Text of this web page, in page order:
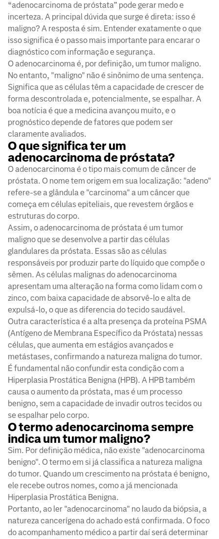
“adenocarcinoma de próstata” pode gerar medo e
incerteza. A principal dúvida que surge é direta: isso é
maligno? A resposta é sim. Entender exatamente o que
isso significa é o passo mais importante para encarar o
diagnóstico com informação e segurança.
O adenocarcinoma é, por definição, um tumor maligno.
No entanto, "maligno" não é sinônimo de uma sentença.
Significa que as células têm a capacidade de crescer de
forma descontrolada e, potencialmente, se espalhar. A
boa notícia é que a medicina avançou muito, e o
prognóstico depende de fatores que podem ser
claramente avaliados.
O que significa ter um
adenocarcinoma de próstata?
O adenocarcinoma é o tipo mais comum de câncer de
próstata. O nome tem origem em sua localização: "adeno"
refere-se a glândula e "carcinoma" a um câncer que
começa em células epiteliais, que revestem órgãos e
estruturas do corpo.
Assim, o adenocarcinoma de próstata é um tumor
maligno que se desenvolve a partir das células
glandulares da próstata. Essas são as células
responsáveis por produzir parte do líquido que compõe o
sêmen. As células malignas do adenocarcinoma
apresentam uma alteração na forma como lidam com o
zinco, com baixa capacidade de absorvê-lo e alta de
expulsá-lo, o que as diferencia do tecido saudável.
Outra característica é a alta presença da proteína PSMA
(Antígeno de Membrana Específico da Próstata) nessas
células, que aumenta em estágios avançados e
metástases, confirmando a natureza maligna do tumor.
É fundamental não confundir esta condição com a
Hiperplasia Prostática Benigna (HPB). A HPB também
causa o aumento da próstata, mas é um processo
benigno, sem a capacidade de invadir outros tecidos ou
se espalhar pelo corpo.
O termo adenocarcinoma sempre
indica um tumor maligno?
Sim. Por definição médica, não existe "adenocarcinoma
benigno". O termo em si já classifica a natureza maligna
do tumor. Quando um crescimento na próstata é benigno,
ele recebe outros nomes, como a já mencionada
Hiperplasia Prostática Benigna.
Portanto, ao ler "adenocarcinoma" no laudo da biópsia, a
natureza cancerígena do achado está confirmada. O foco
do acompanhamento médico a partir daí será determinar